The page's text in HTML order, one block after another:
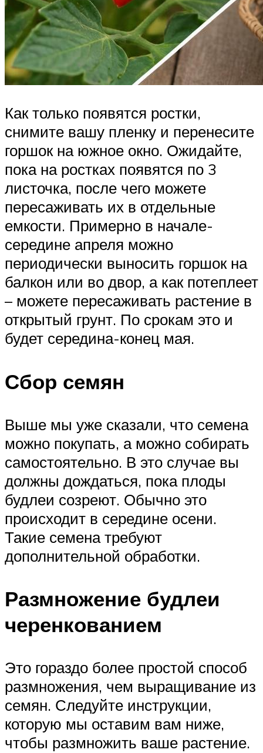
Как только появятся ростки,
снимите вашу пленку и перенесите
горшок на южное окно. Ожидайте,
пока на ростках появятся по 3
листочка, после чего можете
пересаживать их в отдельные
емкости. Примерно в начале-
середине апреля можно
периодически выносить горшок на
балкон или во двор, а как потеплеет
– можете пересаживать растение в
открытый грунт. По срокам это и
будет середина-конец мая.
Сбор семян
Выше мы уже сказали, что семена
можно покупать, а можно собирать
самостоятельно. В это случае вы
должны дождаться, пока плоды
будлеи созреют. Обычно это
происходит в середине осени.
Такие семена требуют
дополнительной обработки.
Размножение будлеи
черенкованием
Это гораздо более простой способ
размножения, чем выращивание из
семян. Следуйте инструкции,
которую мы оставим вам ниже,
чтобы размножить ваше растение.